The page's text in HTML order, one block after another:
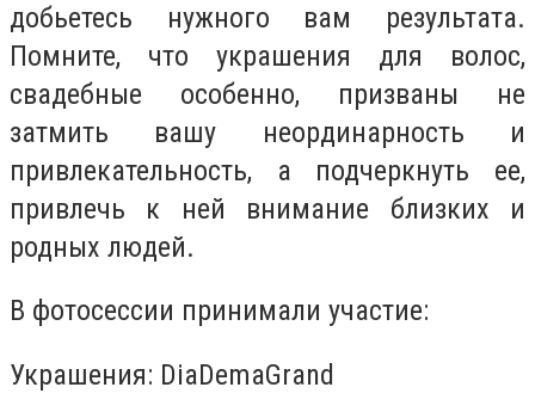
добьетесь нужного вам результата.
Помните, что украшения для волос,
свадебные особенно, призваны не
затмить вашу неординарность и
привлекательность, а подчеркнуть ее,
привлечь к ней внимание близких и
родных людей.
В фотосессии принимали участие:
Украшения: DiaDemaGrand